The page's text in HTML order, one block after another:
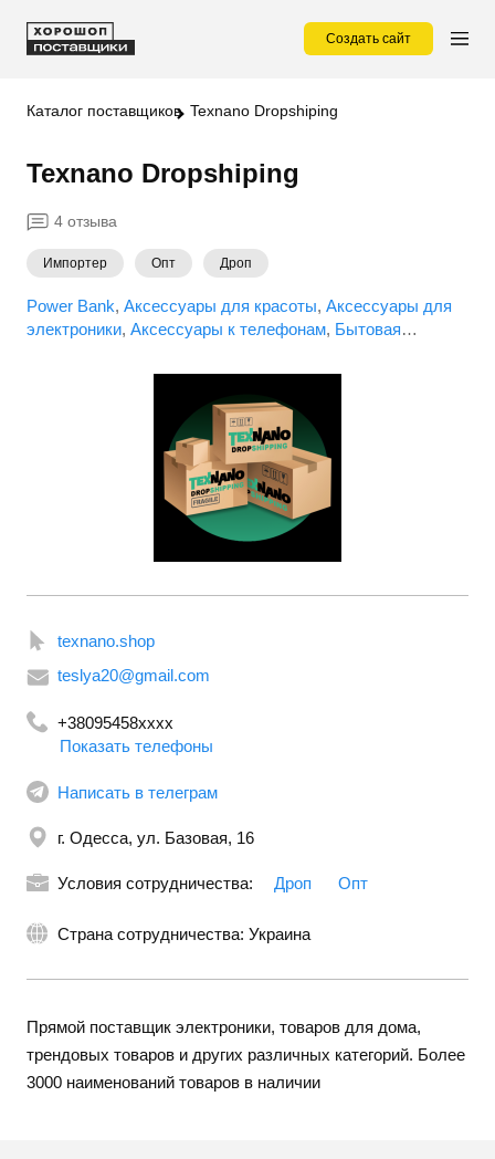
Создать сайт
Каталог поставщиков Texnano Dropshiping
Texnano Dropshiping
4 отзыва
Импортер Опт Дроп
Power Bank Аксессуары для красоты Аксессуары для
электроники Аксессуары к телефонам Бытовая
Инструменты Инструменты для маникюра и
Климатическая техника
Массажеры Обогреватели
Оптика
(микроскопы, бинокли, ...)
Освещение
Портативная электроника
Садовая мебель Средства для бритья
Тренажеры Туристические товары
Электроинструмент Электроника
texnano.shop
teslya20@gmail.com
+38095458xxxx
Показать телефоны
Написать в телеграм
г. Одесса, ул. Базовая, 16
Условия сотрудничества: Дроп Опт
Страна сотрудничества: Украина
Прямой поставщик электроники, товаров для дома,
трендовых товаров и других различных категорий. Более
3000 наименований товаров в наличии